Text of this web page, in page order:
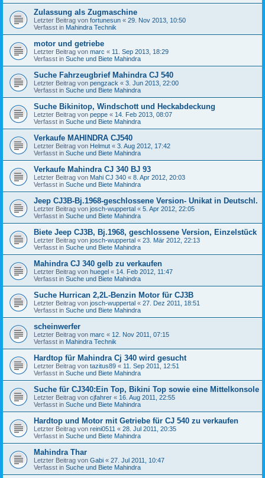
Zulassung als Zugmaschine
Letzter Beitrag von fortunesun « 29. Nov 2013, 10:50
Verfasst in Mahindra Technik
motor und getriebe
Letzter Beitrag von marc « 11. Sep 2013, 18:29
Verfasst in Suche und Biete Mahindra
Suche Fahrzeugbrief Mahindra CJ 540
Letzter Beitrag von pengzack « 3. Jun 2013, 22:00
Verfasst in Suche und Biete Mahindra
Suche Bikinitop, Windschott und Heckabdeckung
Letzter Beitrag von peppe « 14. Feb 2013, 08:07
Verfasst in Suche und Biete Mahindra
Verkaufe MAHINDRA CJ540
Letzter Beitrag von Helmut « 3. Aug 2012, 17:42
Verfasst in Suche und Biete Mahindra
Verkaufe Mahindra CJ 340 BJ 93
Letzter Beitrag von Mahi CJ 340 « 8. Apr 2012, 20:03
Verfasst in Suche und Biete Mahindra
Jeep CJ3B-Bj.1968-geschlossene Version- Unikat in Deutschl.
Letzter Beitrag von josch-wuppertal « 5. Apr 2012, 22:05
Verfasst in Suche und Biete Mahindra
Biete Jeep CJ3B, Bj.1968, geschlossene Version, Einzelstück
Letzter Beitrag von josch-wuppertal « 23. Mär 2012, 22:13
Verfasst in Suche und Biete Mahindra
Mahindra CJ 340 gelb zu verkaufen
Letzter Beitrag von huegel « 14. Feb 2012, 11:47
Verfasst in Suche und Biete Mahindra
Suche Hurrican 2,2L-Benzin Motor für CJ3B
Letzter Beitrag von josch-wuppertal « 27. Dez 2011, 18:51
Verfasst in Suche und Biete Mahindra
scheinwerfer
Letzter Beitrag von marc « 12. Nov 2011, 07:15
Verfasst in Mahindra Technik
Hardtop für Mahindra Cj 340 wird gesucht
Letzter Beitrag von tazitus89 « 11. Sep 2011, 12:51
Verfasst in Suche und Biete Mahindra
Suche für CJ340:Ein Top, Bikini Top sowie eine Mittelkonsole
Letzter Beitrag von cjfahrer « 16. Aug 2011, 22:55
Verfasst in Suche und Biete Mahindra
Hardtop und Motor mit Getriebe für CJ 540 zu verkaufen
Letzter Beitrag von reini0511 « 28. Jul 2011, 20:35
Verfasst in Suche und Biete Mahindra
Mahindra Thar
Letzter Beitrag von Gabi « 27. Jul 2011, 10:47
Verfasst in Suche und Biete Mahindra